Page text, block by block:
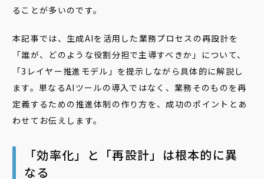
ることが多いのです。
本記事では、生成AIを活用した業務プロセスの再設計を
「誰が、どのような役割分担で主導すべきか」について、
「3レイヤー推進モデル」を提示しながら具体的に解説し
ます。単なるAIツールの導入ではなく、業務そのものを再
定義するための推進体制の作り方を、成功のポイントとあ
わせてお伝えします。
「効率化」と「再設計」は根本的に異
なる